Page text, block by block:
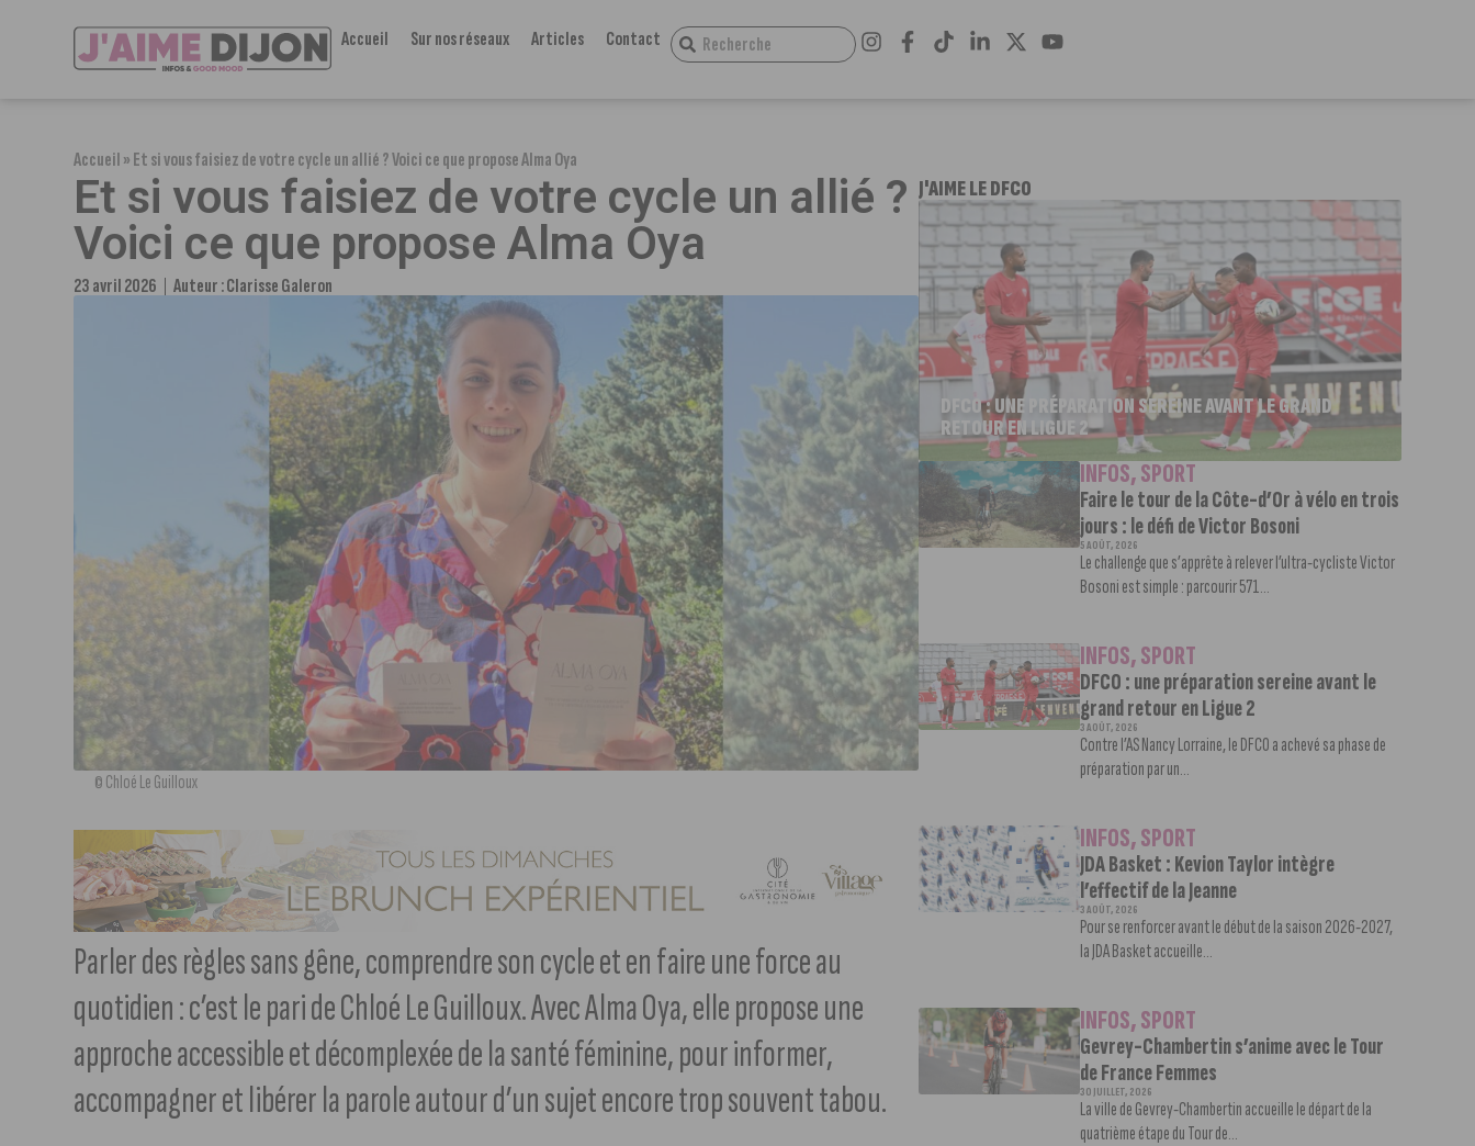
Accueil Sur nos réseaux Articles Contact
Accueil»Et si vous faisiez de votre cycle un allié ? Voici ce que propose Alma Oya
Et si vous faisiez de votre cycle un allié ?
Voici ce que propose Alma Oya
23 avril 2026 Auteur :Clarisse Galeron
© Chloé Le Guilloux
Parler des règles sans gêne, comprendre son cycle et en faire une force au
quotidien : c’est le pari de Chloé Le Guilloux. Avec Alma Oya, elle propose une
approche accessible et décomplexée de la santé féminine, pour informer,
accompagner et libérer la parole autour d’un sujet encore trop souvent tabou.
J'AIME LE DFCO
DFCO : UNE PRÉPARATION SEREINE AVANT LE GRAND
RETOUR EN LIGUE 2
INFOS,SPORT
Faire le tour de la Côte-d’Or à vélo en trois
jours : le défi de Victor Bosoni
5 AOÛT, 2026
Le challenge que s’apprête à relever l’ultra-cycliste Victor
Bosoni est simple : parcourir 571...
INFOS,SPORT
DFCO : une préparation sereine avant le
grand retour en Ligue 2
3 AOÛT, 2026
Contre l’AS Nancy Lorraine, le DFCO a achevé sa phase de
préparation par un...
INFOS,SPORT
JDA Basket : Kevion Taylor intègre
l’effectif de la Jeanne
3 AOÛT, 2026
Pour se renforcer avant le début de la saison 2026-2027,
la JDA Basket accueille...
INFOS,SPORT
Gevrey-Chambertin s’anime avec le Tour
de France Femmes
30 JUILLET, 2026
La ville de Gevrey-Chambertin accueille le départ de la
quatrième étape du Tour de...